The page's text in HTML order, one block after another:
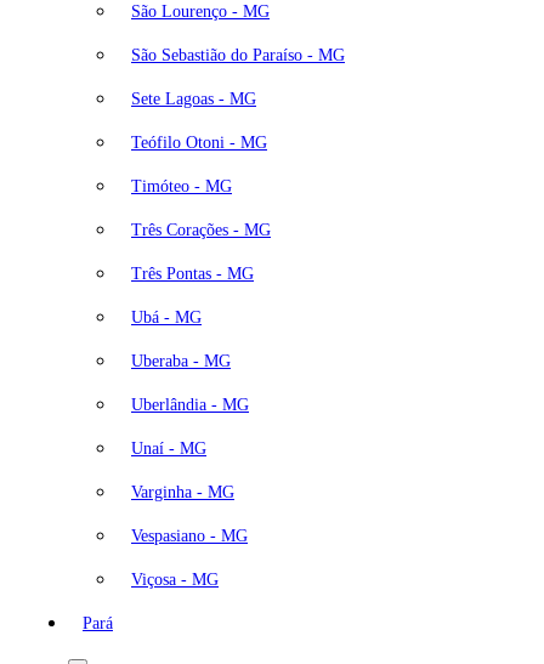
São Lourenço - MG
São Sebastião do Paraíso - MG
Sete Lagoas - MG
Teófilo Otoni - MG
Timóteo - MG
Três Corações - MG
Três Pontas - MG
Ubá - MG
Uberaba - MG
Uberlândia - MG
Unaí - MG
Varginha - MG
Vespasiano - MG
Viçosa - MG
Pará